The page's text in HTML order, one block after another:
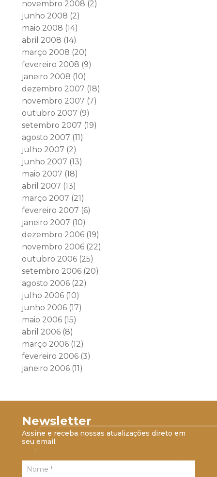
novembro 2008 (2)
junho 2008 (2)
maio 2008 (14)
abril 2008 (14)
março 2008 (20)
fevereiro 2008 (9)
janeiro 2008 (10)
dezembro 2007 (18)
novembro 2007 (7)
outubro 2007 (9)
setembro 2007 (19)
agosto 2007 (11)
julho 2007 (2)
junho 2007 (13)
maio 2007 (18)
abril 2007 (13)
março 2007 (21)
fevereiro 2007 (6)
janeiro 2007 (10)
dezembro 2006(19)
novembro 2006(22)
outubro 2006(25)
setembro 2006(20)
agosto 2006(22)
julho 2006(10)
junho 2006(17)
maio 2006(15)
abril 2006(8)
março 2006(12)
fevereiro 2006(3)
janeiro 2006(11)
Newsletter
Assine e receba nossas atualizações direto em
seu email.